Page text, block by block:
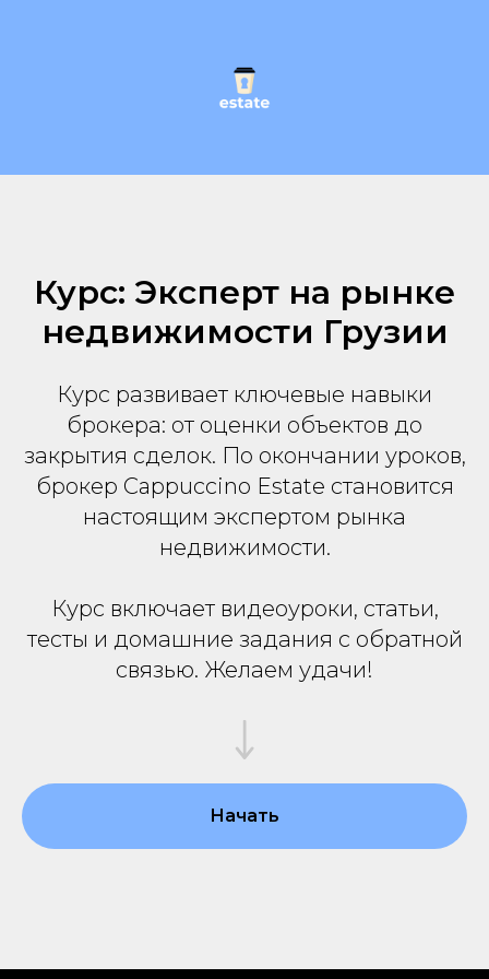
Курс: Эксперт на рынке
недвижимости Грузии
Курс развивает ключевые навыки
брокера: от оценки объектов до
закрытия сделок. По окончании уроков,
брокер Cappuccino Estate становится
настоящим экспертом рынка
недвижимости.
Курс включает видеоуроки, статьи,
тесты и домашние задания с обратной
связью. Желаем удачи!
Начать